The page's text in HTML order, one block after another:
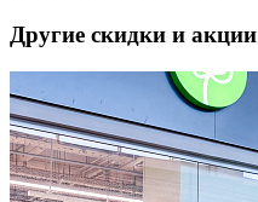
Другие скидки и акции